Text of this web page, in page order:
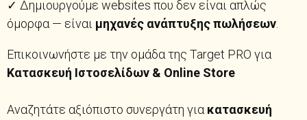
✓ Δημιουργούμε websites που δεν είναι απλώς
όμορφα — είναι μηχανές ανάπτυξης πωλήσεων.
Επικοινωνήστε με την ομάδα της Target PRO για
Κατασκευή Ιστοσελίδων & Online Store
Αναζητάτε αξιόπιστο συνεργάτη γιακατασκευή